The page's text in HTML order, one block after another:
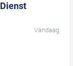
Vandaag